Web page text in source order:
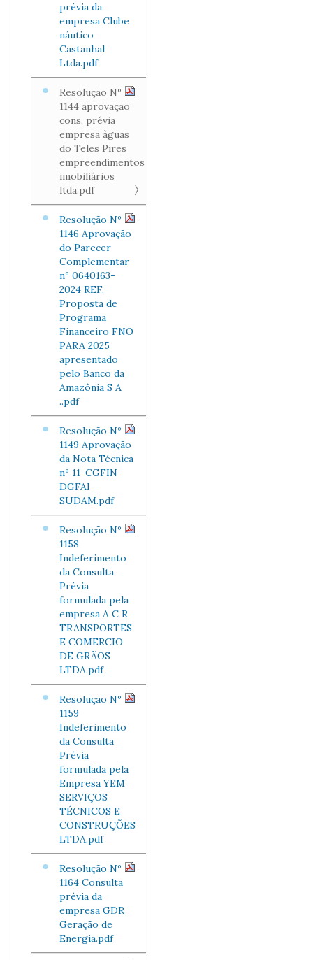
prévia da
empresa Clube
náutico
Castanhal
Ltda.pdf
Resolução Nº
1144 aprovação
cons. prévia
empresa àguas
do Teles Pires
empreendimentos
imobiliários
ltda.pdf
Resolução Nº
1146 Aprovação
do Parecer
Complementar
nº 0640163-
2024 REF.
Proposta de
Programa
Financeiro FNO
PARA 2025
apresentado
pelo Banco da
Amazônia S A
..pdf
Resolução Nº
1149 Aprovação
da Nota Técnica
nº 11-CGFIN-
DGFAI-
SUDAM.pdf
Resolução Nº
1158
Indeferimento
da Consulta
Prévia
formulada pela
empresa A C R
TRANSPORTES
E COMERCIO
DE GRÃOS
LTDA.pdf
Resolução Nº
1159
Indeferimento
da Consulta
Prévia
formulada pela
Empresa YEM
SERVIÇOS
TÉCNICOS E
CONSTRUÇÕES
LTDA.pdf
Resolução Nº
1164 Consulta
prévia da
empresa GDR
Geração de
Energia.pdf